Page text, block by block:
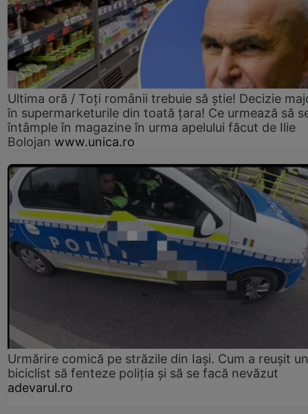
Ultima oră / Toți românii trebuie să știe! Decizie
în supermarketurile din toată țara! Ce urmează să
întâmple în magazine în urma apelului făcut de Ilie
Bolojan www.unica.ro
Urmărire comică pe străzile din Iași. Cum a reușit un
biciclist să fenteze poliția și să se facă nevăzut
adevarul.ro